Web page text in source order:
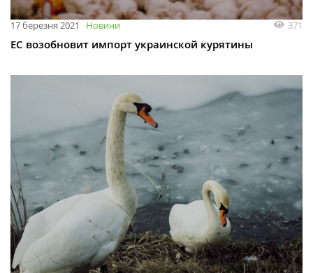
17 березня 2021 Новини 371
ЕС возобновит импорт украинской курятины